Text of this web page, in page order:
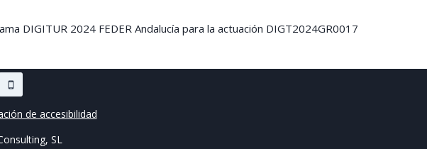
DIGITUR 2024 FEDER Andalucía para la actuación DIGT2024GR0017
de accesibilidad
SL